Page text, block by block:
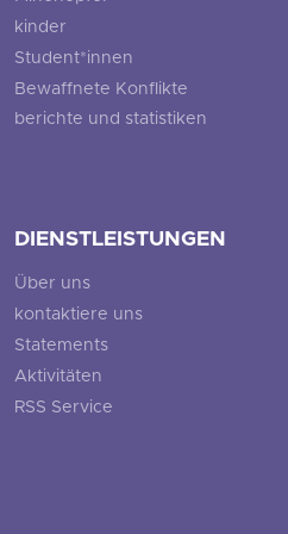
kinder
Student*innen
Bewaffnete Konflikte
berichte und statistiken
DIENSTLEISTUNGEN
Über uns
kontaktiere uns
Statements
Aktivitäten
RSS Service